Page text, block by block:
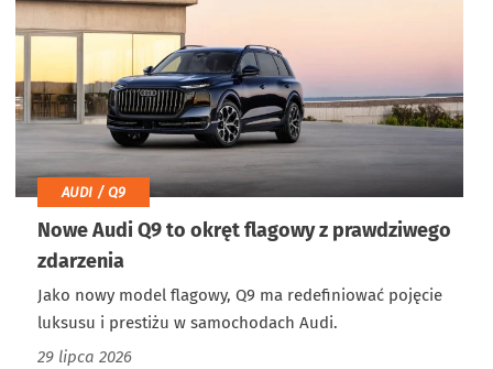
AUDI / Q9
Nowe Audi Q9 to okręt flagowy z prawdziwego
zdarzenia
Jako nowy model flagowy, Q9 ma redefiniować pojęcie
luksusu i prestiżu w samochodach Audi.
29 lipca 2026